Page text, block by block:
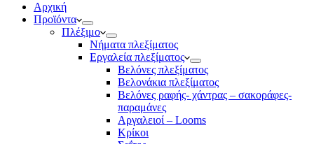
Αρχική
Προϊόντα
Πλέξιμο
Νήματα πλεξίματος
Εργαλεία πλεξίματος
Βελόνες πλεξίματος
Βελονάκια πλεξίματος
Βελόνες ραφής- χάντρας – σακοράφες-
παραμάνες
Αργαλειοί – Looms
Κρίκοι